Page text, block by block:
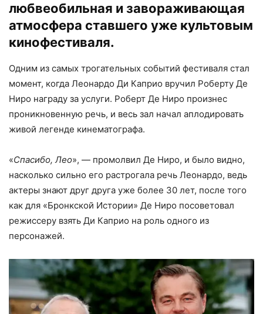
любвеобильная и завораживающая
атмосфера ставшего уже культовым
кинофестиваля.
Одним из самых трогательных событий фестиваля стал
момент, когда Леонардо Ди Каприо вручил Роберту Де
Ниро награду за услуги. Роберт Де Ниро произнес
проникновенную речь, и весь зал начал аплодировать
живой легенде кинематографа.
«Спасибо, Лео», — промолвил Де Ниро, и было видно,
насколько сильно его растрогала речь Леонардо, ведь
актеры знают друг друга уже более 30 лет, после того
как для «Бронкской Истории» Де Ниро посоветовал
режиссеру взять Ди Каприо на роль одного из
персонажей.